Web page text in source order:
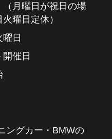
月曜日が祝日の場
曜日定休）
曜日
開催日
ングカー・BMWの